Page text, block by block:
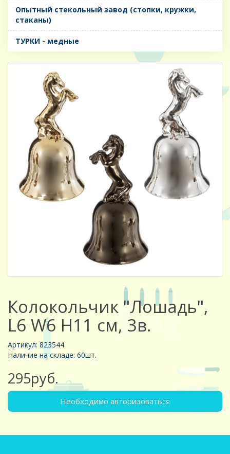
Опытный стекольный завод (стопки, кружки,
стаканы)
ТУРКИ - медные
Колокольчик "Лошадь",
L6 W6 H11 см, 3в.
Артикул: 823544
Наличие на складе: 60шт.
295руб.
Необходимо авторизоваться